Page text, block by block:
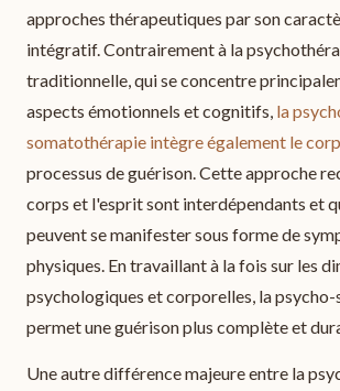
approches thérapeutiques par son
intégratif. Contrairement à la
traditionnelle, qui se concentre
aspects émotionnels et cognitifs, la
somatothérapie intègre également le
processus de guérison. Cette approche
corps et l'esprit sont interdépendants et
peuvent se manifester sous forme de
physiques. En travaillant à la fois sur les
psychologiques et corporelles, la
permet une guérison plus complète et
Une autre différence majeure entre la